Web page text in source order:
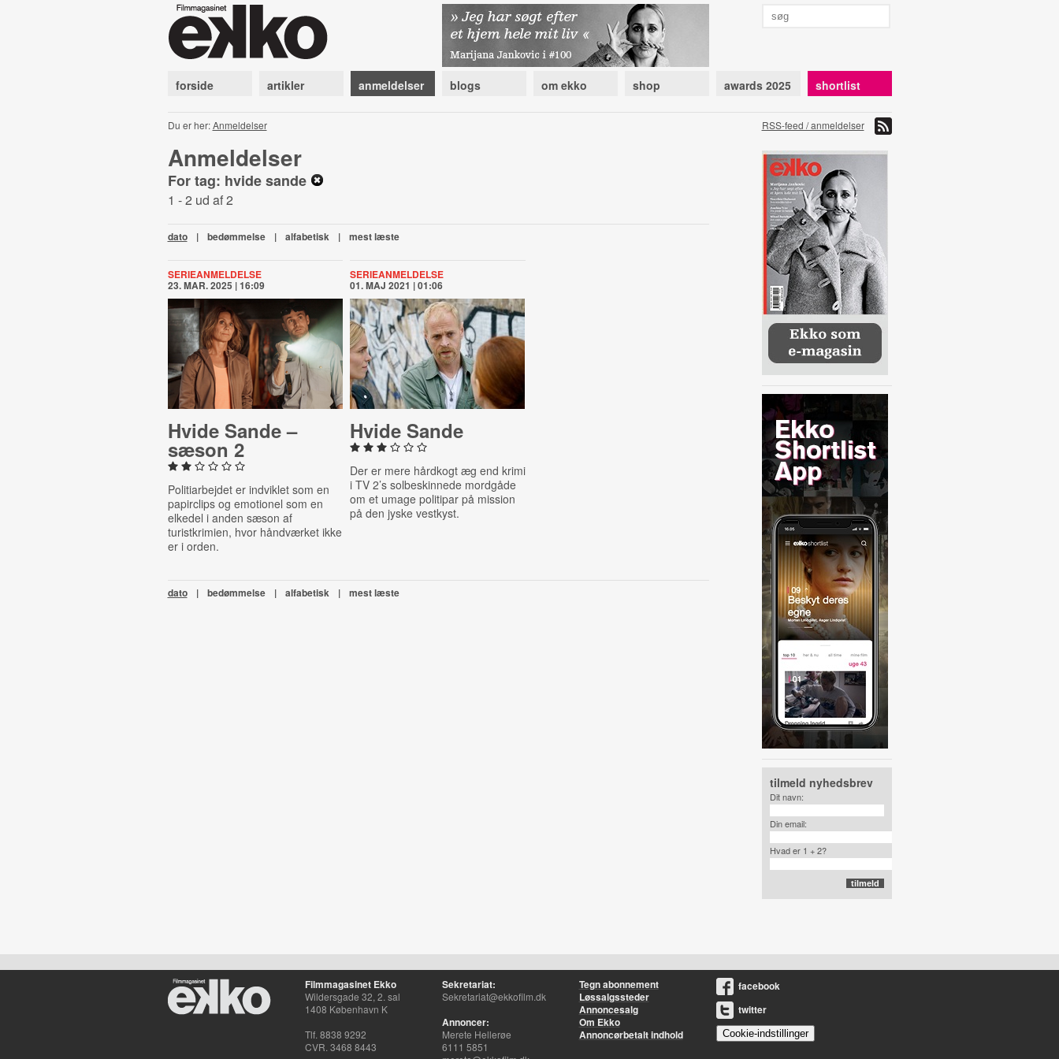
forside artikler anmeldelser blogs om ekko shop awards 2025 shortlist
Du er her:Anmeldelser RSS-feed / anmeldelser
Anmeldelser
For tag: hvide sande
1 - 2 ud af 2
dato | bedømmelse | alfabetisk | mest læste
SERIEANMELDELSE
23. MAR. 2025 | 16:09
Hvide Sande –
sæson 2
Politiarbejdet er indviklet som en
papirclips og emotionel som en
elkedel i anden sæson af
turistkrimien, hvor håndværket ikke
er i orden.
SERIEANMELDELSE
01. MAJ 2021 | 01:06
Hvide Sande
Der er mere hårdkogt æg end krimi
i TV 2’s solbeskinnede mordgåde
om et umage politipar på mission
på den jyske vestkyst.
dato | bedømmelse | alfabetisk | mest læste
tilmeld nyhedsbrev
Dit navn:
Din email:
Hvad er 1 + 2?
Filmmagasinet Ekko
Wildersgade 32, 2. sal
1408 København K
Tlf. 8838 9292
CVR. 3468 8443
Sekretariat:
Sekretariat@ekkofilm.dk
Annoncer:
Merete Hellerøe
6111 5851
Tegn abonnement
Løssalgssteder
Annoncesalg
Om Ekko
Annoncørbetalt indhold
facebook
twitter
Cookie-indstillinger